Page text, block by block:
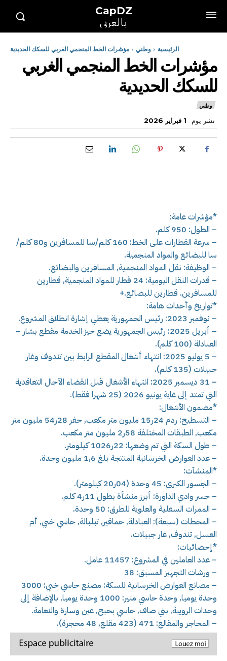
CapDZ
بالعربي
الرئيسية وطني مؤشرات الخط المنجمي الغربي للسكك الحديدية
مؤشرات الخط المنجمي الغربي
للسكك الحديدية
وطني
نشر يوم 1 فبراير 2026
*مؤشرات عامة:
– الطول: 950 كلم.
– سرعة القطارات على الخط: 160 كلم/سا للمسافرين و80 كلم/
سا للبضائع والمواد المنجمية.
– الوظيفة: نقل المواد المنجمية, المسافرين والبضائع.
– قدرات النقل اليومية: 24 قطار للمواد المنجمية, قطارين
للمسافرين. قطارين للبضائع.+
*تواريخ وأحداث هامة:
– نوفمبر 2023: رئيس الجمهورية يعطي إشارة انطلاق المشروع.
– أبريل 2025: رئيس الجمهورية يضع حيز الخدمة مقطع بشار –
العبادلة (100 كلم).
– 5 يوليو 2025: انتهاء أشغال المقطع الرابط بين تندوف وغار
جبيلات (135 كلم).
– 31 ديسمبر 2025: انتهاء الأشغال قبل انقضاء الآجال التعاقدية
التي تمتد إلى غاية يونيو 2026 (25 شهرا فقط).
*مضمون الأشغال:
– التسطيح: ردم 24ر15 مليون متر مكعب, حفر 28ر54 مليون متر
مكعب, الطبقات المختلفة 58ر2 مليون متر مكعب.
– طول السكة التي تم وضعها: 22ر1026 كيلومتر.
– عدد العوارض الخرسانية المنتجة بلغ 1,6 مليون وحدة.
*المنشآت:
– الجسور الكبرى: 45 وحدة (04ر20 كيلومتر).
– جسر وادي الداورة: أبرز منشأة بطول 11ر4 كلم.
– الممرات السفلية والعلوية للطرق: 50 وحدة.
– المحطات (سبعة): العبادلة, حماقير, تبلبالة, حاسي خبي, أم
العسل, تندوف, غار جبيلات.
*إحصائيات:
– عدد العاملين في المشروع: 11457 عامل.
– ورشات التجهيز المسبق: 38
– مصانع العوارض الخرسانية للسكة: مصنع حاسي خبي: 3000
وحدة يوميا, وحدة حاسي منير: 1000 وحدة يوميا, بالإضافة إلى
وحدات الرويبة, بني صاف, حاسي بحبح, عين وسارة والنعامة.
– المحاجر والمقالع: 471 (423 مقلع, 48 محجرة).